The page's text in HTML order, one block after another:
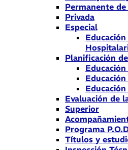
Permanente
Privada
Especial
Planificación
Educación
Evaluación de
Superior
Programa
Títulos y